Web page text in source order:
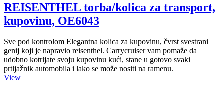
REISENTHEL torba/kolica za transport,
kupovinu, OE6043
Sve pod kontrolom Elegantna kolica za kupovinu, čvrst svestrani
genij koji je napravio reisenthel. Carrycruiser vam pomaže da
udobno kotrljate svoju kupovinu kući, stane u gotovo svaki
prtljažnik automobila i lako se može nositi na ramenu.
View